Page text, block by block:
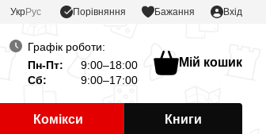
УкрРус Порівняння Бажання Вхід
Графік роботи:
Пн-Пт:
9:00–18:00
Сб:
9:00–17:00
Мій кошик
Комікси Книги